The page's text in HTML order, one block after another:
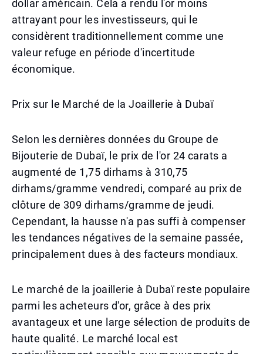
dollar américain. Cela a rendu l'or moins
attrayant pour les investisseurs, qui le
considèrent traditionnellement comme une
valeur refuge en période d'incertitude
économique.
Prix sur le Marché de la Joaillerie à Dubaï
Selon les dernières données du Groupe de
Bijouterie de Dubaï, le prix de l'or 24 carats a
augmenté de 1,75 dirhams à 310,75
dirhams/gramme vendredi, comparé au prix de
clôture de 309 dirhams/gramme de jeudi.
Cependant, la hausse n'a pas suffi à compenser
les tendances négatives de la semaine passée,
principalement dues à des facteurs mondiaux.
Le marché de la joaillerie à Dubaï reste populaire
parmi les acheteurs d'or, grâce à des prix
avantageux et une large sélection de produits de
haute qualité. Le marché local est